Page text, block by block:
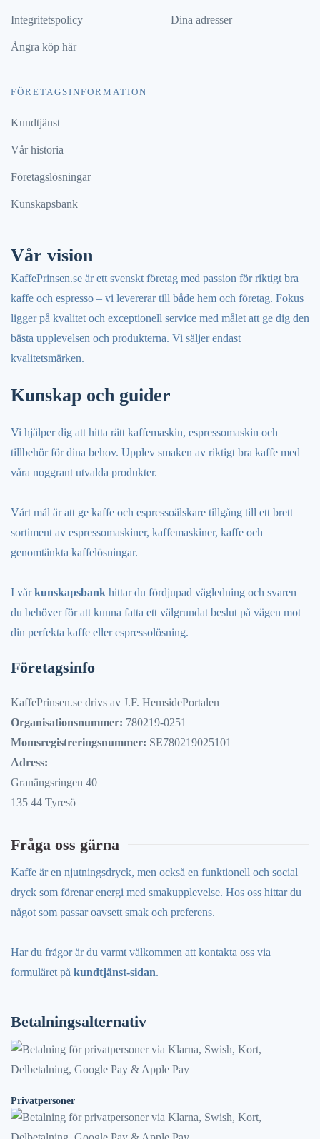
Integritetspolicy
Ångra köp här
Dina adresser
FÖRETAGSINFORMATION
Kundtjänst
Vår historia
Företagslösningar
Kunskapsbank
Vår vision
KaffePrinsen.se är ett svenskt företag med passion för riktigt bra
kaffe och espresso – vi levererar till både hem och företag. Fokus
ligger på kvalitet och exceptionell service med målet att ge dig den
bästa upplevelsen och produkterna. Vi säljer endast
kvalitetsmärken.
Kunskap och guider
Vi hjälper dig att hitta rätt kaffemaskin, espressomaskin och
tillbehör för dina behov. Upplev smaken av riktigt bra kaffe med
våra noggrant utvalda produkter.
Vårt mål är att ge kaffe och espressoälskare tillgång till ett brett
sortiment av espressomaskiner, kaffemaskiner, kaffe och
genomtänkta kaffelösningar.
I vårkunskapsbank hittar du fördjupad vägledning och svaren
du behöver för att kunna fatta ett välgrundat beslut på vägen mot
din perfekta kaffe eller espressolösning.
Företagsinfo
KaffePrinsen.se drivs av J.F. HemsidePortalen
Organisationsnummer: 780219-0251
Momsregistreringsnummer: SE780219025101
Adress:
Granängsringen 40
135 44 Tyresö
Fråga oss gärna
Kaffe är en njutningsdryck, men också en funktionell och social
dryck som förenar energi med smakupplevelse. Hos oss hittar du
något som passar oavsett smak och preferens.
Har du frågor är du varmt välkommen att kontakta oss via
formuläret på kundtjänst-sidan.
Betalningsalternativ
Privatpersoner